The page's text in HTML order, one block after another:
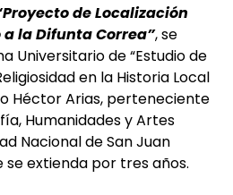
de Localización
la Difunta Correa”, se
Universitario de “Estudio de
en la Historia Local
Héctor Arias, perteneciente
Humanidades y Artes
Nacional de San Juan
se extienda por tres años.